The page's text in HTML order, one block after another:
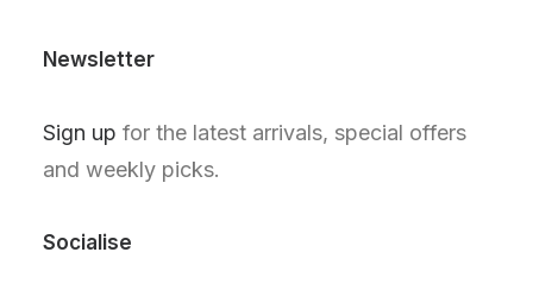
Newsletter
Sign up for the latest arrivals, special offers
and weekly picks.
Socialise